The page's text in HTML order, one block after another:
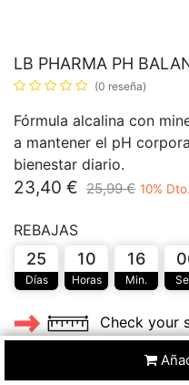
LB PHARMA PH
(0 reseña)
Fórmula alcalina con
a mantener el pH
bienestar diario.
23,40 € 25,99€ 10% Dto.
REBAJAS
25
Días
10
Horas
16
Min.
Check your